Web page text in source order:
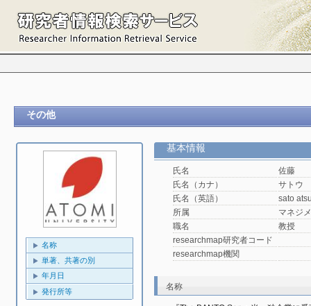
その他
名称
単著、共著の別
年月日
発行所等
基本情報
氏名
佐藤
氏名（カナ）
サトウ
氏名（英語）
sato
所属
マネジ
職名
教授
researchmap研究者コード
researchmap機関
名称